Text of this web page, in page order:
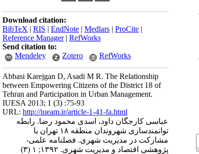
Download citation:
BibTeX | RIS | EndNote | Medlars | ProCite |
Reference Manager| RefWorks
Send citation to:
Mendeley
Zotero RefWorks
Abbasi Karejgan D, Asadi M R. The Relationship
between Empowering Citizens of the District 18 of
Tehran and Participation in Urban Management.
IUESA 2013; 1 (3) :75-93
URL: http://iueam.ir/article-1-41-fa.html
عباسی کارجگان داود، اسدی محمود رضا. رابطه
توانمندسازی شهروندان منطقه ۱۸ تهران با
مشارکت در مدیریت شهری. فصلنامه علمی-
پژوهشی اقتصاد و مدیریت شهری. ۱۳۹۲; ۱ (۳)